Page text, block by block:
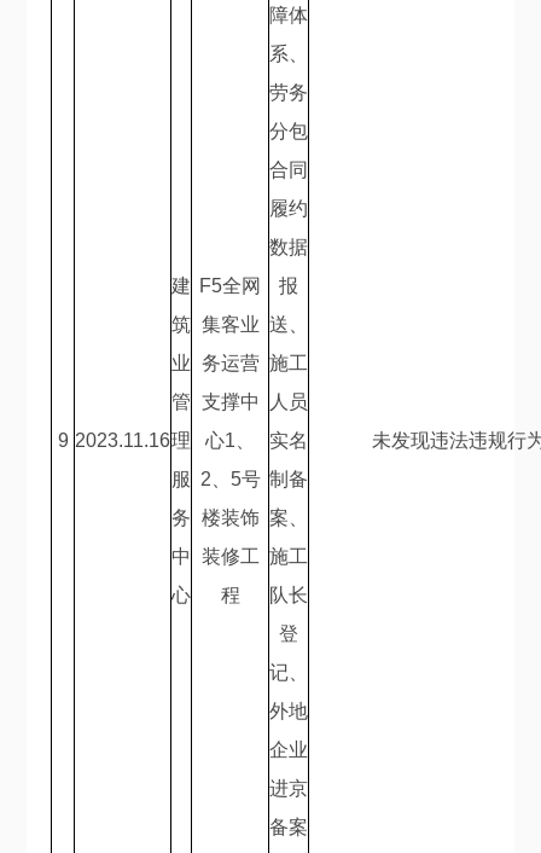
9 2023.11.16
建
筑
业
管
理
服
务
中
心
F5全网
集客业
务运营
支撑中
心1
2
5号
楼装饰
装修工
程
障体
系、
劳务
分包
合同
履约
数据
报
送、
施工
人员
实名
制备
案、
施工
队长
登
记、
外地
企业
进京
备案
未发现违法违规行